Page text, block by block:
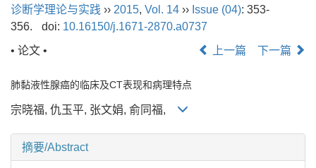
诊断学理论与实践 ›› 2015, Vol. 14 ›› Issue (04): 353-
356.
doi: 10.16150/j.1671-2870.a0737
• 论文 •
上一篇 下一篇
肺黏液性腺癌的临床及CT表现和病理特点
宗晓福, 仇玉平, 张文娟, 俞同福,
摘要/Abstract